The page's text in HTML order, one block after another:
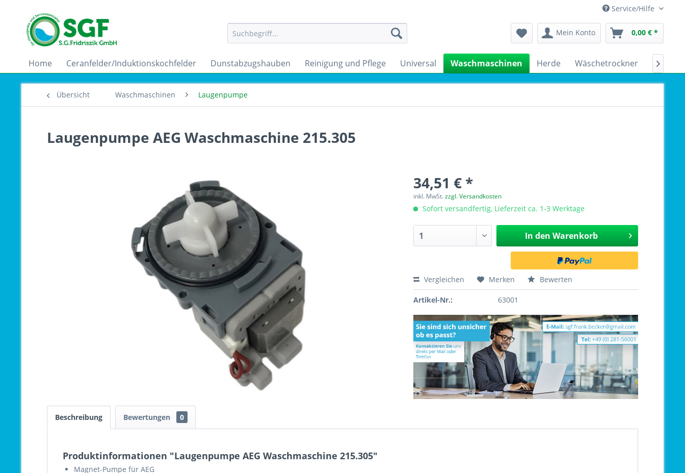
Service/Hilfe
Mein Konto 0,00 € *
Home Ceranfelder/Induktionskochfelder Dunstabzugshauben Reinigung und Pflege Universal Waschmaschinen Herde Wäschetrockner 
Übersicht Waschmaschinen Laugenpumpe
Laugenpumpe AEG Waschmaschine 215.305
34,51 € *
inkl. MwSt.zzgl. Versandkosten
Sofort versandfertig, Lieferzeit ca. 1-3 Werktage
In den Warenkorb
Vergleichen Merken Bewerten
Artikel-Nr.: 63001
Beschreibung Bewertungen 0
Produktinformationen "Laugenpumpe AEG Waschmaschine 215.305"
Magnet-Pumpe für AEG